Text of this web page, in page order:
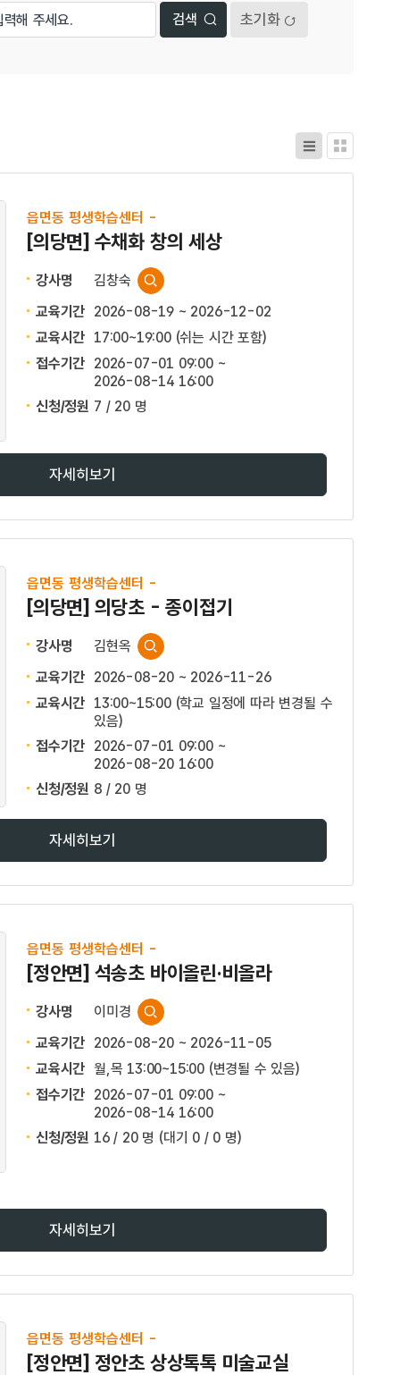
초기화
읍면동 평생학습센터 -
[의당면] 수채화 창의 세상
강사명
김창숙
교육기간 2026-08-19 ~ 2026-12-02
교육시간 17:00~19:00 (쉬는 시간 포함)
접수기간 2026-07-01 09:00 ~
2026-08-14 16:00
신청/정원 7 / 20 명
자세히보기
읍면동 평생학습센터 -
[의당면] 의당초 - 종이접기
강사명
김현옥
교육기간 2026-08-20 ~ 2026-11-26
교육시간 13:00~15:00 (학교 일정에 따라 변경될 수
있음)
접수기간 2026-07-01 09:00 ~
2026-08-20 16:00
신청/정원 8 / 20 명
자세히보기
읍면동 평생학습센터 -
[정안면] 석송초 바이올린·비올라
강사명
이미경
교육기간 2026-08-20 ~ 2026-11-05
교육시간 월,목 13:00~15:00 (변경될 수 있음)
접수기간 2026-07-01 09:00 ~
2026-08-14 16:00
신청/정원 16 / 20 명 (대기 0 / 0 명)
자세히보기
읍면동 평생학습센터 -
[정안면] 정안초 상상톡톡 미술교실